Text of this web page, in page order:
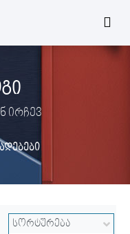
ირჩევ